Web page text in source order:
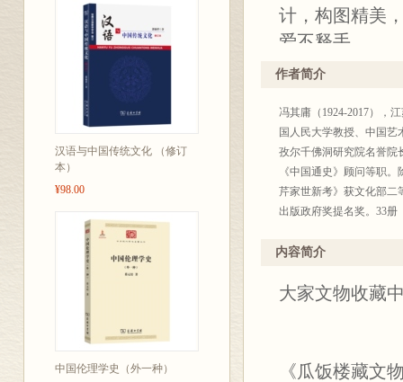
汉语与中国传统文化 （修订
本）
¥98.00
中国伦理学史（外一种）
计，构图精美
爱不释手。
作者简介
冯其庸（1924-2017），
国人民大学教授、中国
孜尔千佛洞研究院名誉院
《中国通史》顾问等职
芹家世新考》获文化部二
出版政府奖提名奖。33册
内容简介
大家文物收藏
《瓜饭楼藏文